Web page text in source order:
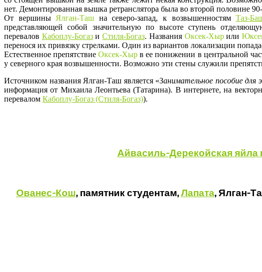
нет. Демонтированная вышка ретранслятора была во второй половине
От вершины Ялган-Таш на северо-запад, к возвышенностямТаз-
представляющей собой значительную по высоте ступень
перевалов Кабоплу-БогазиСтиля-Богаз. Названия Оксек-Хырили
перенося их привязку стрелками. Один из вариантов локализации
Естественное препятствиеОксек-Хыр в ее понижении в центральной
у северного края возвышенности. Возможно эти стены служили
Источником названия Ялган-Таш является «Занимательное пособие для
информация от Михаила Леонтьева (Татарина). В интернете, на
перевалом Кабоплу-Богаз (Стиля-Богаз)).
Айвасиль-Дерекойская яйла
Ованес-Кош, памятник студентам,Лапата, Ялган-